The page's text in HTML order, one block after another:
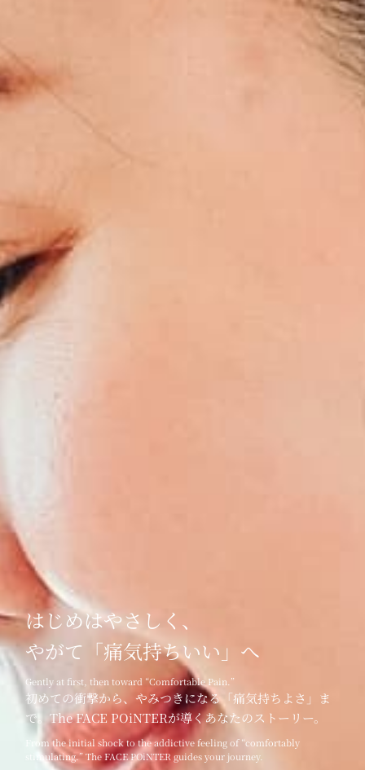
はじめはやさしく、
やがて「痛気持ちいい」へ
Gently at first, then toward “Comfortable Pain.”
初めての衝撃から、やみつきになる「痛気持ちよさ」ま
で。The FACE POiNTERが導くあなたのストーリー。
From the initial shock to the addictive feeling of “comfortably
stimulating.” The FACE POiNTER guides your journey.